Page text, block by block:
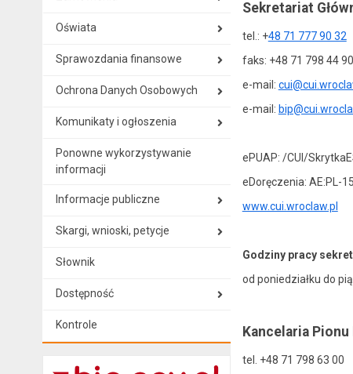
Oświata
Sprawozdania finansowe
Ochrona Danych Osobowych
Komunikaty i ogłoszenia
Ponowne wykorzystywanie
informacji
Informacje publiczne
Skargi, wnioski, petycje
Słownik
Dostępność
Kontrole
Sekretariat
tel.: +48 71 777 90 32
faks: +48 71 798 44 90
e-mail:
e-mail:
ePUAP: /CUI/
eDoręczenia: AE:PL-
www.cui.wroclaw.pl
Godziny pracy
od poniedziałku do
Kancelaria
tel. +48 71 798 63 00